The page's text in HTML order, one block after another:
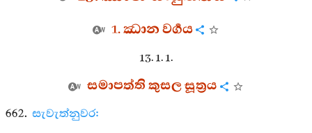
1. ඣාන වර්‍ගය
13. 1. 1.
සමාපත්ති කුසල සූත්‍රය
662. සැවැත්නුවර: